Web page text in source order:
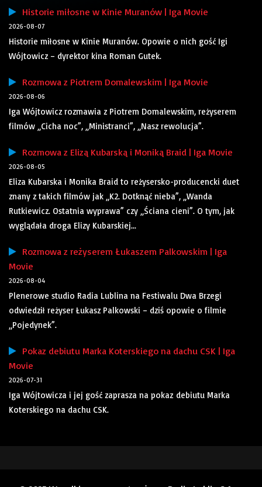
Historie miłosne w Kinie Muranów | Iga Movie
2026-08-07
Historie miłosne w Kinie Muranów. Opowie o nich gość Igi
Wójtowicz – dyrektor kina Roman Gutek.
Rozmowa z Piotrem Domalewskim | Iga Movie
2026-08-06
Iga Wójtowicz rozmawia z Piotrem Domalewskim, reżyserem
filmów „Cicha noc”, „Ministranci”, „Nasz rewolucja”.
Rozmowa z Elizą Kubarską i Moniką Braid | Iga Movie
2026-08-05
Eliza Kubarska i Monika Braid to reżysersko-producencki duet
znany z takich filmów jak „K2. Dotknąć nieba”, „Wanda
Rutkiewicz. Ostatnia wyprawa” czy „Ściana cieni”. O tym, jak
wyglądała droga Elizy Kubarskiej...
Rozmowa z reżyserem Łukaszem Palkowskim | Iga
Movie
2026-08-04
Plenerowe studio Radia Lublina na Festiwalu Dwa Brzegi
odwiedził reżyser Łukasz Palkowski – dziś opowie o filmie
„Pojedynek”.
Pokaz debiutu Marka Koterskiego na dachu CSK | Iga
Movie
2026-07-31
Iga Wójtowicza i jej gość zaprasza na pokaz debiutu Marka
Koterskiego na dachu CSK.